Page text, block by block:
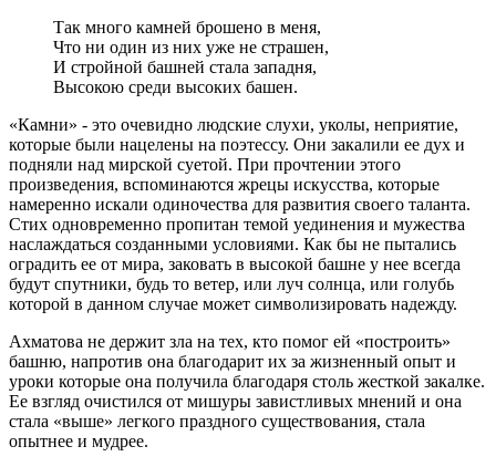
Так много камней брошено в меня,
Что ни один из них уже не страшен,
И стройной башней стала западня,
Высокою среди высоких башен.
«Камни» - это очевидно людские слухи, уколы, неприятие,
которые были нацелены на поэтессу. Они закалили ее дух и
подняли над мирской суетой. При прочтении этого
произведения, вспоминаются жрецы искусства, которые
намеренно искали одиночества для развития своего таланта.
Стих одновременно пропитан темой уединения и мужества
наслаждаться созданными условиями. Как бы не пытались
оградить ее от мира, заковать в высокой башне у нее всегда
будут спутники, будь то ветер, или луч солнца, или голубь
которой в данном случае может символизировать надежду.
Ахматова не держит зла на тех, кто помог ей «построить»
башню, напротив она благодарит их за жизненный опыт и
уроки которые она получила благодаря столь жесткой закалке.
Ее взгляд очистился от мишуры завистливых мнений и она
стала «выше» легкого праздного существования, стала
опытнее и мудрее.